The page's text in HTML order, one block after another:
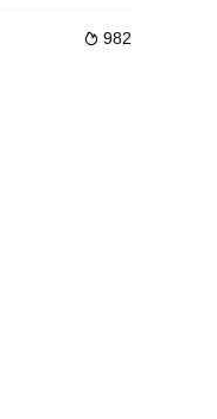
那里，集体努力仍然可
眼中盟友只是利用的对象，
 982